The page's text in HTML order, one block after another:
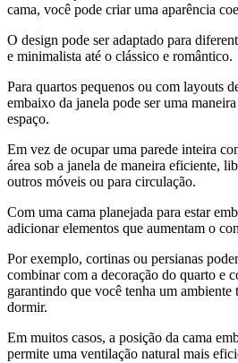
cama, você pode criar uma aparência
O design pode ser adaptado para
e minimalista até o clássico e romântico.
Para quartos pequenos ou com layouts
embaixo da janela pode ser uma
espaço.
Em vez de ocupar uma parede inteira
área sob a janela de maneira eficiente,
outros móveis ou para circulação.
Com uma cama planejada para estar
adicionar elementos que aumentam o
Por exemplo, cortinas ou persianas
combinar com a decoração do quarto e
garantindo que você tenha um
dormir.
Em muitos casos, a posição da cama
permite uma ventilação natural mais